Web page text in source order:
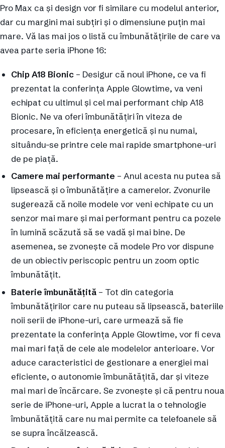
Pro Max ca și design vor fi similare cu modelul anterior,
dar cu margini mai subțiri și o dimensiune puțin mai
mare. Vă las mai jos o listă cu îmbunătățirile de care va
avea parte seria iPhone 16:
Chip A18 Bionic – Desigur că noul iPhone, ce va fi
prezentat la conferința Apple Glowtime, va veni
echipat cu ultimul și cel mai performant chip A18
Bionic. Ne va oferi îmbunătățiri în viteza de
procesare, în eficiența energetică și nu numai,
situându-se printre cele mai rapide smartphone-uri
de pe piață.
Camere mai performante – Anul acesta nu putea să
lipsească și o îmbunătățire a camerelor. Zvonurile
sugerează că noile modele vor veni echipate cu un
senzor mai mare și mai performant pentru ca pozele
în lumină scăzută să se vadă și mai bine. De
asemenea, se zvonește că modele Pro vor dispune
de un obiectiv periscopic pentru un zoom optic
îmbunătățit.
Baterie îmbunătățită – Tot din categoria
îmbunătățirilor care nu puteau să lipsească, bateriile
noii serii de iPhone-uri, care urmează să fie
prezentate la conferința Apple Glowtime, vor fi ceva
mai mari față de cele ale modelelor anterioare. Vor
aduce caracteristici de gestionare a energiei mai
eficiente, o autonomie îmbunătățită, dar și viteze
mai mari de încărcare. Se zvonește și că pentru noua
serie de iPhone-uri, Apple a lucrat la o tehnologie
îmbunătățită care nu mai permite ca telefoanele să
se supra încălzească.